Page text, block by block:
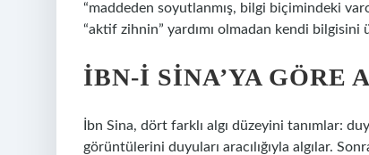
“maddeden soyutlanmış, bilgi biçimindeki
“aktif zihnin” yardımı olmadan kendi bilgisini
İBN-I SINA’YA GÖRE
İbn Sina, dört farklı algı düzeyini tanımlar:
görüntülerini duyuları aracılığıyla algılar.